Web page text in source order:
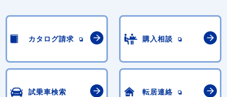
カタログ請求 購入相談
試乗車検索 転居連絡